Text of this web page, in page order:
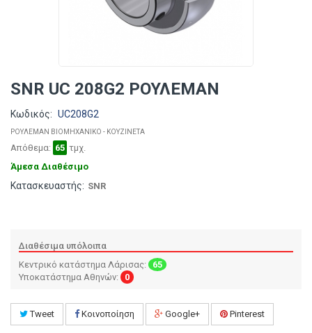
SNR UC 208G2 ΡΟΥΛΕΜΑΝ
Κωδικός: UC208G2
ΡΟΥΛΕΜΑΝ ΒΙΟΜΗΧΑΝΙΚΟ - ΚΟΥΖΙΝΕΤΑ
Απόθεμα: 65 τμχ.
Άμεσα Διαθέσιμο
Κατασκευαστής: SNR
Διαθέσιμα υπόλοιπα
Κεντρικό κατάστημα Λάρισας:
65
Υποκατάστημα Αθηνών:
0
Tweet Κοινοποίηση Google+ Pinterest